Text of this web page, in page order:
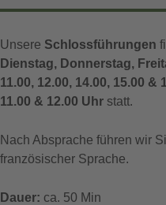
Unsere Schlossführungen
Dienstag, Donnerstag,
11.00, 12.00, 14.00, 15.00 &
11.00 & 12.00 Uhr statt.
Nach Absprache führen wir
französischer Sprache.
Dauer: ca. 50 Min